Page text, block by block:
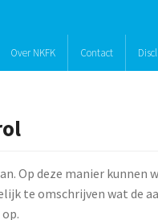
Over NKFK Contact
Op deze manier kunnen
te omschrijven wat de